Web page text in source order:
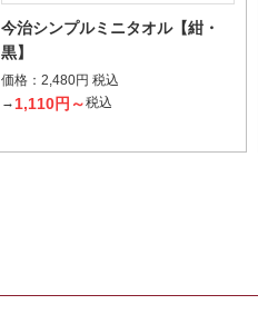
今治シンプルミニタオル【紺・
黒】
価格： 2,480円 税込
→ 1,110円～税込